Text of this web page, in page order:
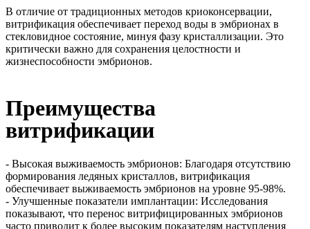
В отличие от традиционных методов криоконсервации,
витрификация обеспечивает переход воды в эмбрионах в
стекловидное состояние, минуя фазу кристаллизации. Это
критически важно для сохранения целостности и
жизнеспособности эмбрионов.
Преимущества
витрификации
- Высокая выживаемость эмбрионов: Благодаря отсутствию
формирования ледяных кристаллов, витрификация
обеспечивает выживаемость эмбрионов на уровне 95-98%.
- Улучшенные показатели имплантации: Исследования
показывают, что перенос витрифицированных эмбрионов
часто приводит к более высоким показателям наступления